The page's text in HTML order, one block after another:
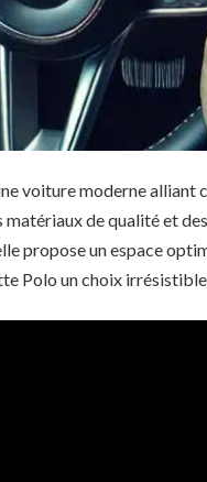
voiture moderne
de qualité et
propose un espace
Polo un choix